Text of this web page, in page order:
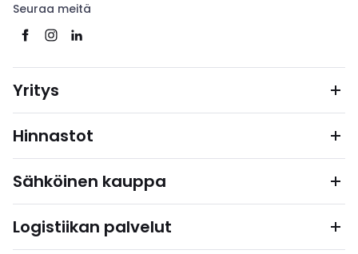
Seuraa meitä
Yritys
Hinnastot
Sähköinen kauppa
Logistiikan palvelut